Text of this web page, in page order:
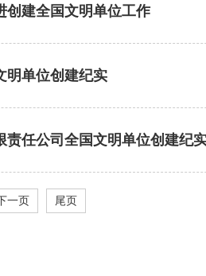
创建全国文明单位工作
明单位创建纪实
责任公司全国文明单位创建纪
一页 尾页